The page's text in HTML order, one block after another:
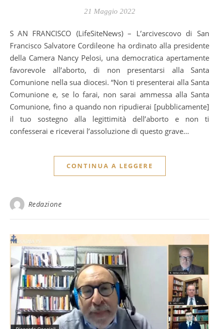
21 Maggio 2022
SAN FRANCISCO (LifeSiteNews) – L’arcivescovo di San
Francisco Salvatore Cordileone ha ordinato alla presidente
della Camera Nancy Pelosi, una democratica apertamente
favorevole all’aborto, di non presentarsi alla Santa
Comunione nella sua diocesi. “Non ti presenterai alla Santa
Comunione e, se lo farai, non sarai ammessa alla Santa
Comunione, fino a quando non ripudierai [pubblicamente]
il tuo sostegno alla legittimità dell’aborto e non ti
confesserai e riceverai l’assoluzione di questo grave…
CONTINUA A LEGGERE
Redazione